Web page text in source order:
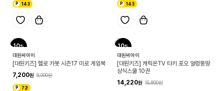
143 143
10
대원씨아이
[대원키즈] 헬로 카봇 시즌17 미로 게임북
7,200
8,000
72
10
대원씨아이
[대원키즈] 캐릭온TV 타키 포오 얼렁뚱땅
상식스쿨 10권
14,220
15,800